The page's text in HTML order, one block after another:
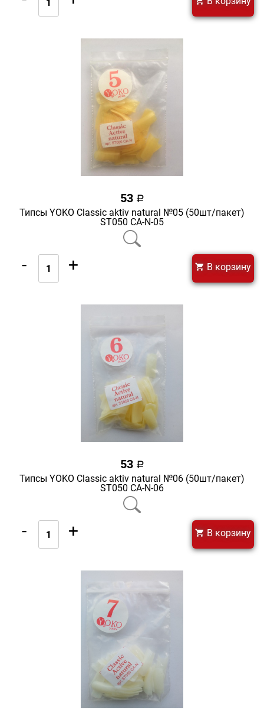
53 a
Типсы YOKO Classic aktiv natural №05 (50шт/пакет)
ST050 CA-N-05
- + В корзину
53 a
Типсы YOKO Classic aktiv natural №06 (50шт/пакет)
ST050 CA-N-06
- + В корзину